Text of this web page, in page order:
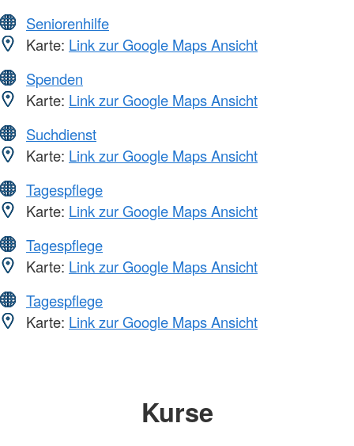
Seniorenhilfe
Karte: Link zur Google Maps Ansicht
Spenden
Karte: Link zur Google Maps Ansicht
Suchdienst
Karte: Link zur Google Maps Ansicht
Tagespflege
Karte: Link zur Google Maps Ansicht
Tagespflege
Karte: Link zur Google Maps Ansicht
Tagespflege
Karte: Link zur Google Maps Ansicht
Kurse